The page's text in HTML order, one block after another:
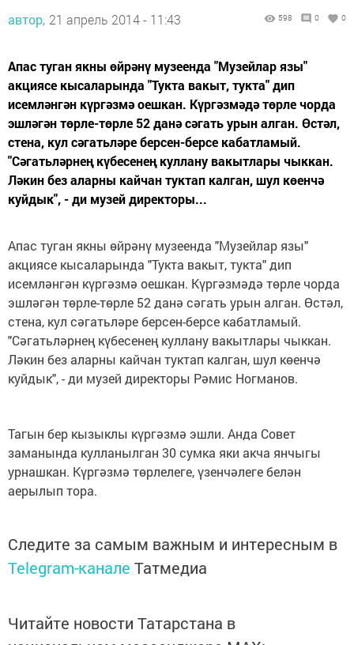
автор, 21 апрель 2014 - 11:43 598 0 0
Апас туган якны өйрәнү музеенда "Музейлар язы"
акциясе кысаларында "Тукта вакыт, тукта" дип
исемләнгән күргәзмә оешкан. Күргәзмәдә төрле чорда
эшләгән төрле-төрле 52 данә сәгать урын алган. Өстәл,
стена, кул сәгатьләре берсен-берсе кабатламый.
"Сәгатьләрнең күбесенең куллану вакытлары чыккан.
Ләкин без аларны кайчан туктап калган, шул көенчә
куйдык", - ди музей директоры...
Апас туган якны өйрәнү музеенда "Музейлар язы"
акциясе кысаларында "Тукта вакыт, тукта" дип
исемләнгән күргәзмә оешкан. Күргәзмәдә төрле чорда
эшләгән төрле-төрле 52 данә сәгать урын алган. Өстәл,
стена, кул сәгатьләре берсен-берсе кабатламый.
"Сәгатьләрнең күбесенең куллану вакытлары чыккан.
Ләкин без аларны кайчан туктап калган, шул көенчә
куйдык", - ди музей директоры Рәмис Ногманов.
Тагын бер кызыклы күргәзмә эшли. Анда Совет
заманында кулланылган 30 сумка яки акча янчыгы
урнашкан. Күргәзмә төрлелеге, үзенчәлеге белән
аерылып тора.
Следите за самым важным и интересным в
Telegram-канале Татмедиа
Читайте новости Татарстана в